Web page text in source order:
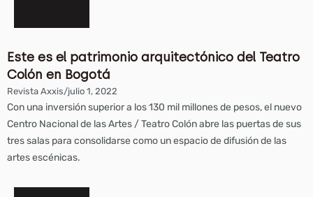
Este es el patrimonio arquitectónico del Teatro
Colón en Bogotá
Revista Axxis/julio 1, 2022
Con una inversión superior a los 130 mil millones de pesos, el nuevo
Centro Nacional de las Artes / Teatro Colón abre las puertas de sus
tres salas para consolidarse como un espacio de difusión de las
artes escénicas.